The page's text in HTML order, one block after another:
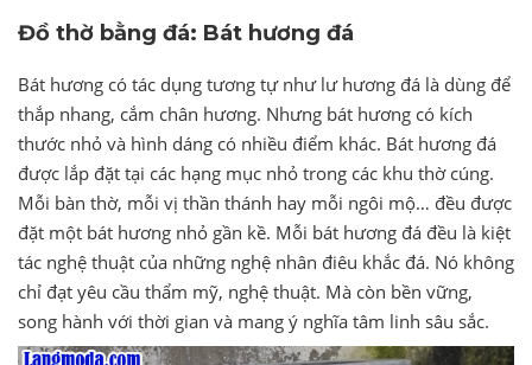
Đồ thờ bằng đá: Bát hương đá
Bát hương có tác dụng tương tự như lư hương đá là dùng để
thắp nhang, cắm chân hương. Nhưng bát hương có kích
thước nhỏ và hình dáng có nhiều điểm khác. Bát hương đá
được lắp đặt tại các hạng mục nhỏ trong các khu thờ cúng.
Mỗi bàn thờ, mỗi vị thần thánh hay mỗi ngôi mộ… đều được
đặt một bát hương nhỏ gần kề. Mỗi bát hương đá đều là kiệt
tác nghệ thuật của những nghệ nhân điêu khắc đá. Nó không
chỉ đạt yêu cầu thẩm mỹ, nghệ thuật. Mà còn bền vững,
song hành với thời gian và mang ý nghĩa tâm linh sâu sắc.